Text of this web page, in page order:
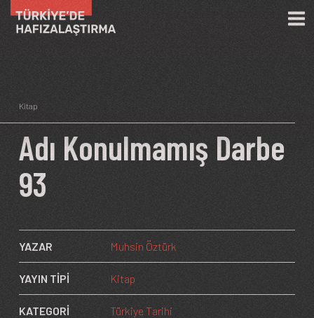
Kitap
Adı Konulmamış Darbe
93
YAZAR Muhsin Öztürk
YAYIN TİPİ Kitap
KATEGORİ Türkiye Tarihi